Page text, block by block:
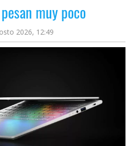
muy poco
2026, 12:49